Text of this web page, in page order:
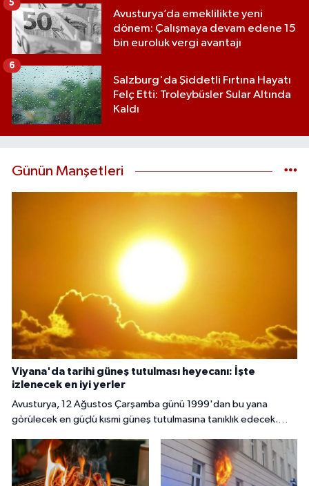
Avusturya’da emeklilikte yeni
dönem: Çalışmaya devam edene 15
bin euroluk vergi avantajı
5
Salzburg'da Şiddetli Fırtına Hayatı
Felç Etti: Troleybüsler Sular Altında
Kaldı
6
Günün Manşetleri
Viyana'da tarihi güneş tutulması heyecanı: İşte
izlenecek en iyi yerler
Avusturya, 12 Ağustos Çarşamba günü 1999'dan bu yana
görülecek en güçlü kısmi güneş tutulmasına tanıklık edecek.
85 ila 89'unun Ay tarafından örtüleceği bu nadir doğa olayını
izlemek için çeşitli noktalarda bir araya gelecek.